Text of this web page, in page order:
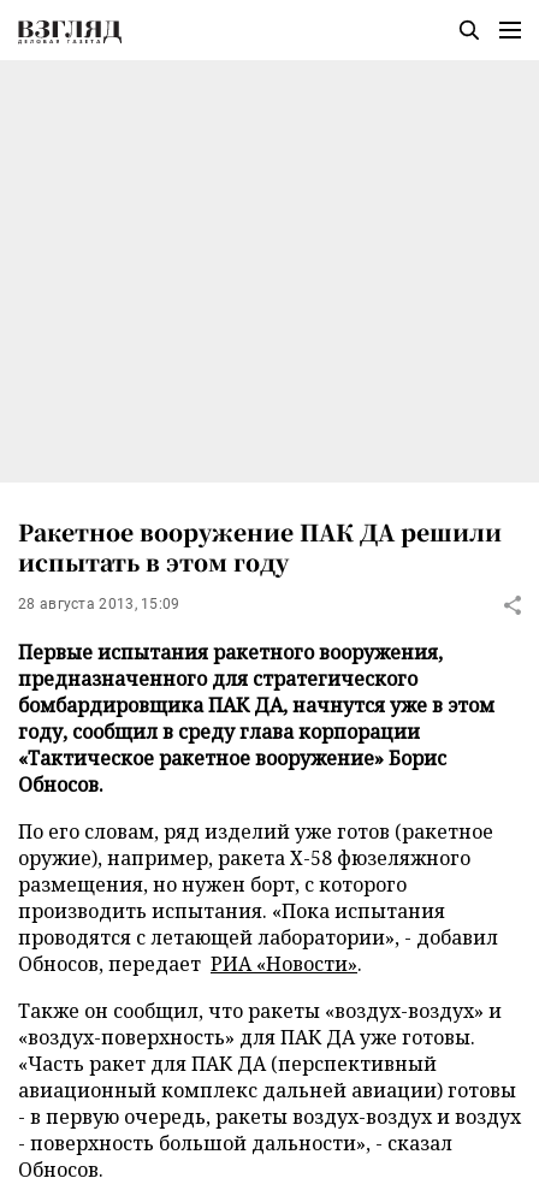
Ракетное вооружение ПАК ДА решили
испытать в этом году
28 августа 2013, 15:09
Первые испытания ракетного вооружения,
предназначенного для стратегического
бомбардировщика ПАК ДА, начнутся уже в этом
году, сообщил в среду глава корпорации
«Тактическое ракетное вооружение» Борис
Обносов.
По его словам, ряд изделий уже готов (ракетное
оружие), например, ракета Х-58 фюзеляжного
размещения, но нужен борт, с которого
производить испытания. «Пока испытания
проводятся с летающей лаборатории», - добавил
Обносов, передает РИА «Новости».
Также он сообщил, что ракеты «воздух-воздух» и
«воздух-поверхность» для ПАК ДА уже готовы.
«Часть ракет для ПАК ДА (перспективный
авиационный комплекс дальней авиации) готовы
- в первую очередь, ракеты воздух-воздух и воздух
- поверхность большой дальности», - сказал
Обносов.